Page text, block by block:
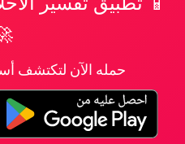
حمله الآن لتكتشف